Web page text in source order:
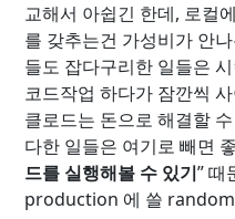
교해서 아쉽긴 한데, 로컬
를 갖추는건 가성비가 안
들도 잡다구리한 일들은
코드작업 하다가 잠깐씩
클로드는 돈으로 해결할
다한 일들은 여기로 빼면
드를 실행해볼 수 있기” 때
production 에 쓸